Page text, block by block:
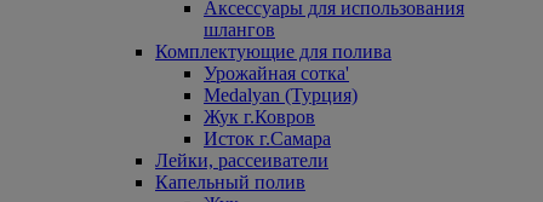
Аксессуары для использования
шлангов
Комплектующие для полива
Урожайная сотка'
Medalyan (Турция)
Жук г.Ковров
Исток г.Самара
Лейки, рассеиватели
Капельный полив